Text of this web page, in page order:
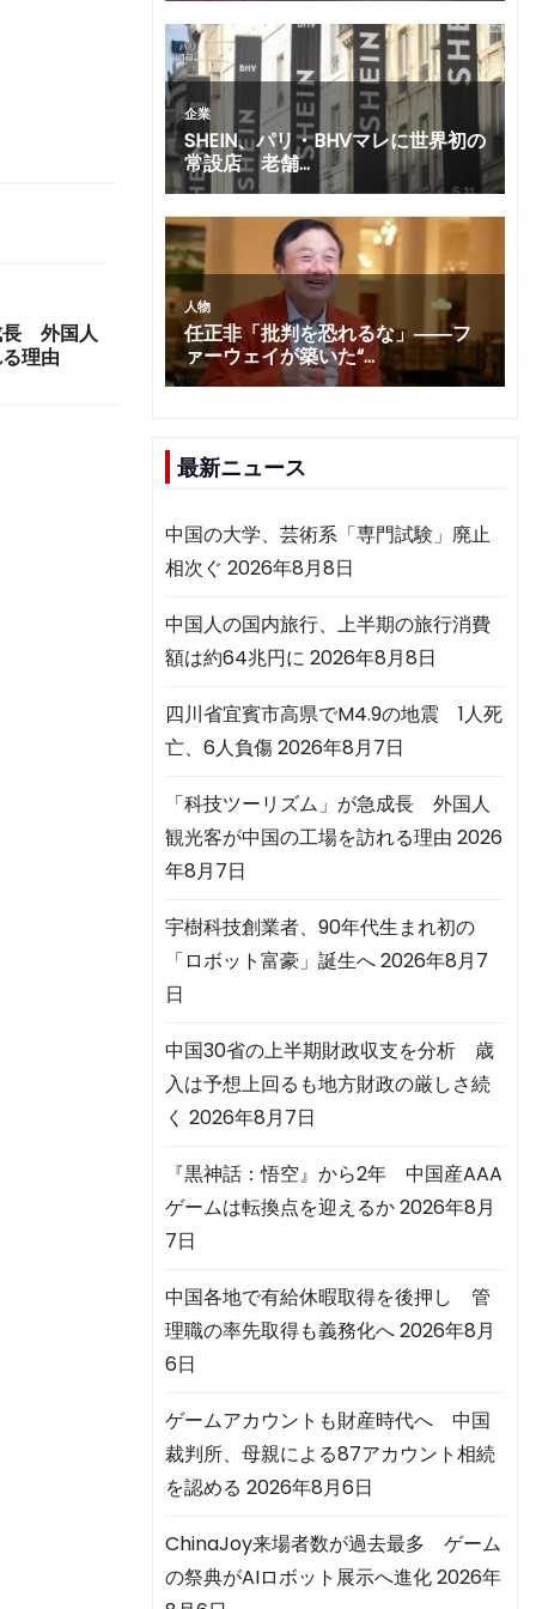
長 外国人
理由
最新ニュース
中国の大学、芸術系「専門試験」廃止
相次ぐ 2026年8月8日
中国人の国内旅行、上半期の旅行消費
額は約64兆円に 2026年8月8日
四川省宜賓市高県でM4.9の地震 1人死
亡、6人負傷2026年8月7日
「科技ツーリズム」が急成長 外国人
観光客が中国の工場を訪れる理由 2026
年8月7日
宇樹科技創業者、90年代生まれ初の
「ロボット富豪」誕生へ2026年8月7
日
中国30省の上半期財政収支を分析 歳
入は予想上回るも地方財政の厳しさ続
く 2026年8月7日
『黒神話：悟空』から2年 中国産AAA
ゲームは転換点を迎えるか2026年8月
7日
中国各地で有給休暇取得を後押し 管
理職の率先取得も義務化へ2026年8月
6日
ゲームアカウントも財産時代へ 中国
裁判所、母親による87アカウント相続
を認める 2026年8月6日
ChinaJoy来場者数が過去最多 ゲーム
の祭典がAIロボット展示へ進化2026年